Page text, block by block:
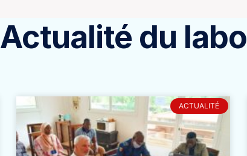
Actualité du labo
ACTUALITÉ